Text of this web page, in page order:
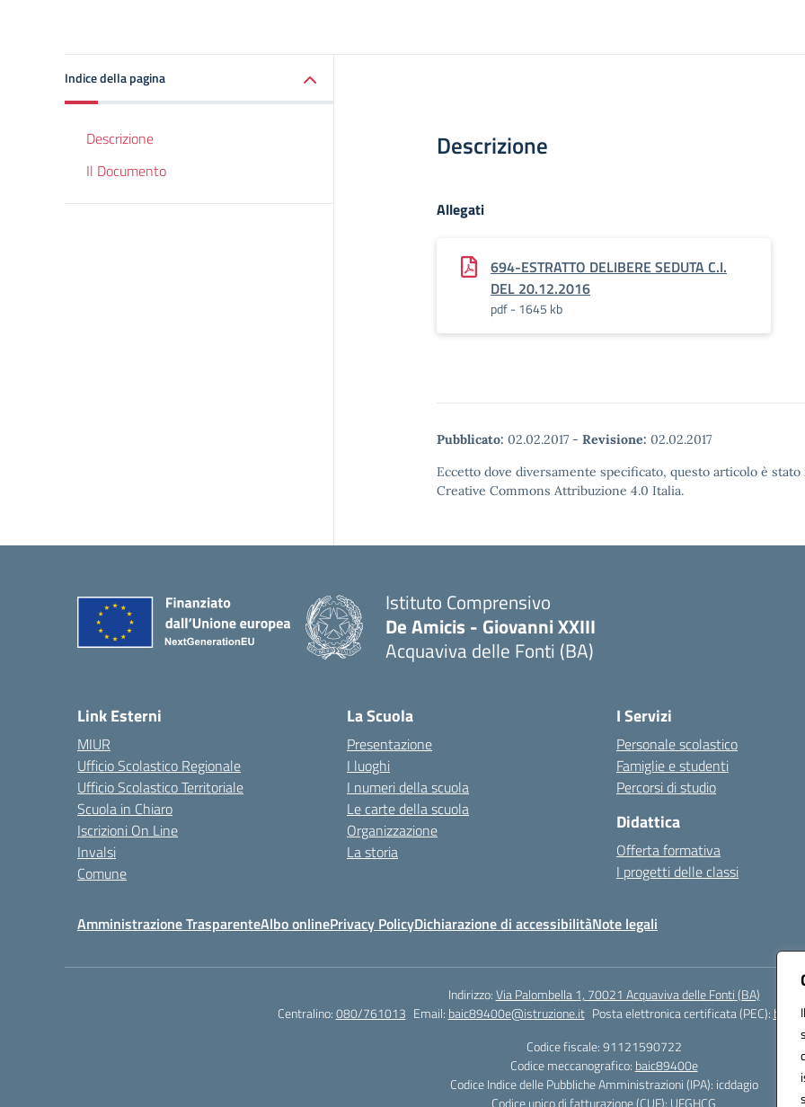
Indice della pagina
Descrizione
Il Documento
Descrizione
Allegati
694-ESTRATTO DELIBERE SEDUTA C.I.
DEL 20.12.2016
pdf - 1645 kb
Pubblicato: 02.02.2017 - Revisione: 02.02.2017
Eccetto dove diversamente specificato, questo articolo è
Creative Commons Attribuzione 4.0 Italia.
Istituto Comprensivo
De Amicis - Giovanni XXIII
Acquaviva delle Fonti (BA)
Link Esterni
MIUR
Ufficio Scolastico Regionale
Ufficio Scolastico Territoriale
Scuola in Chiaro
Iscrizioni On Line
Invalsi
Comune
La Scuola
Presentazione
I luoghi
I numeri della scuola
Le carte della scuola
Organizzazione
La storia
I Servizi
Personale scolastico
Famiglie e studenti
Percorsi di studio
Didattica
Offerta formativa
I progetti delle classi
Amministrazione TrasparenteAlbo onlinePrivacy PolicyDichiarazione di accessibilitàNote legali
Indirizzo:Via Palombella 1, 70021 Acquaviva delle Fonti (BA)
Centralino:080/761013 Email: baic89400e@istruzione.it Posta elettronica certificata (PEC):
Codice fiscale: 91121590722
Codice meccanografico: baic89400e
Codice Indice delle Pubbliche Amministrazioni (IPA): icddagio
Codice unico di fatturazione (CUF): UFGHCG